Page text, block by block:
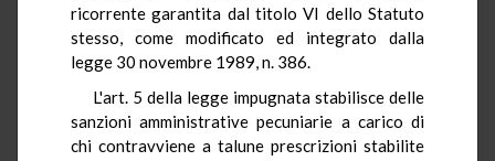
ricorrente garantita dal titolo VI dello Statuto
stesso, come modificato ed integrato dalla
legge 30 novembre 1989, n. 386.
L'art. 5 della legge impugnata stabilisce delle
sanzioni amministrative pecuniarie a carico di
chi contravviene a talune prescrizioni stabilite